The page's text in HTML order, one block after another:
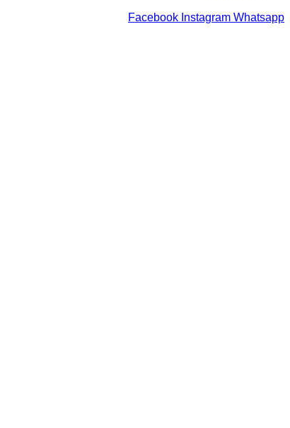
Facebook Instagram Whatsapp